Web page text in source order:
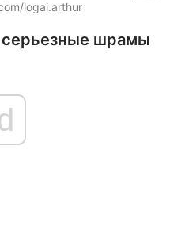
logai.arthur
серьезные шрамы